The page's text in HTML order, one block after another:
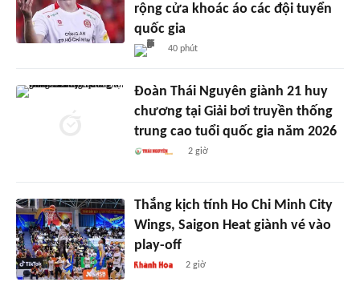
rộng cửa khoác áo các đội tuyển
quốc gia
40 phút
Đoàn Thái Nguyên giành 21 huy
chương tại Giải bơi truyền thống
trung cao tuổi quốc gia năm 2026
2 giờ
Thắng kịch tính Ho Chi Minh City
Wings, Saigon Heat giành vé vào
play-off
2 giờ